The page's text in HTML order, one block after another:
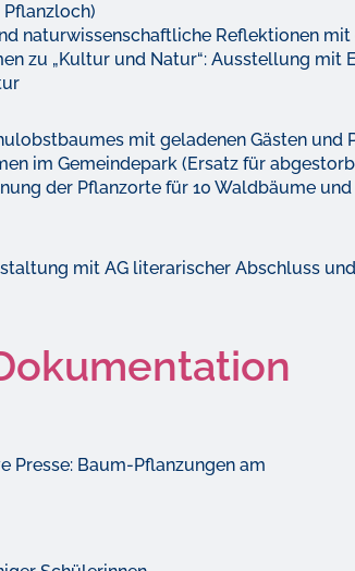
naturwissenschaftliche Reflektionen mit
zu „Kultur und Natur“: Ausstellung mit
mit geladenen Gästen und
im Gemeindepark (Ersatz für
der Pflanzorte für 10 Waldbäume
mit AG literarischer Abschluss
Presse: Baum-Pflanzungen am